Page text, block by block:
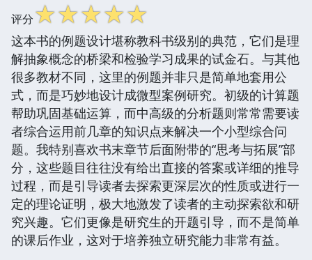
评分☆☆☆☆☆
这本书的例题设计堪称教科书级别的典范，它们是理
解抽象概念的桥梁和检验学习成果的试金石。与其他
很多教材不同，这里的例题并非只是简单地套用公
式，而是巧妙地设计成微型案例研究。初级的计算题
帮助巩固基础运算，而中高级的分析题则常常需要读
者综合运用前几章的知识点来解决一个小型综合问
题。我特别喜欢书末章节后面附带的“思考与拓展”部
分，这些题目往往没有给出直接的答案或详细的推导
过程，而是引导读者去探索更深层次的性质或进行一
定的理论证明，极大地激发了读者的主动探索欲和研
究兴趣。它们更像是研究生的开题引导，而不是简单
的课后作业，这对于培养独立研究能力非常有益。